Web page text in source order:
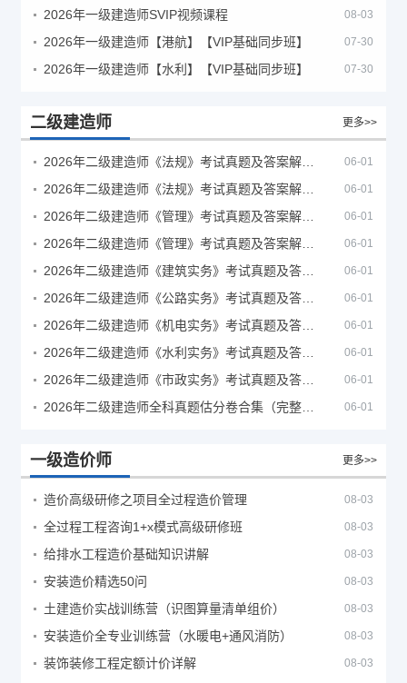
2026年一级建造师SVIP视频课程 08-03
2026年一级建造师【港航】【VIP基础同步班】 07-30
2026年一级建造师【水利】【VIP基础同步班】 07-30
二级建造师 更多>>
06-01
06-01
06-01
06-01
06-01
06-01
06-01
06-01
06-01
06-01
一级造价师 更多>>
造价高级研修之项目全过程造价管理 08-03
全过程工程咨询1+x模式高级研修班 08-03
给排水工程造价基础知识讲解 08-03
安装造价精选50问 08-03
土建造价实战训练营（识图算量清单组价） 08-03
安装造价全专业训练营（水暖电+通风消防） 08-03
装饰装修工程定额计价详解 08-03